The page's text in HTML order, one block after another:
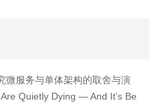
微服务与单体架构的取舍与演
Quietly Dying — And It’s Be